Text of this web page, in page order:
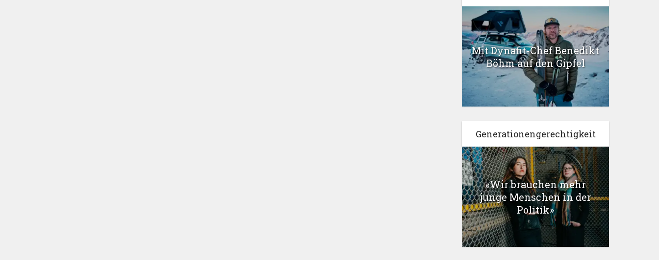
Mit Dynafit-Chef Benedikt
Böhm auf den Gipfel
Generationengerechtigkeit
«Wir brauchen mehr
junge Menschen in der
Politik»